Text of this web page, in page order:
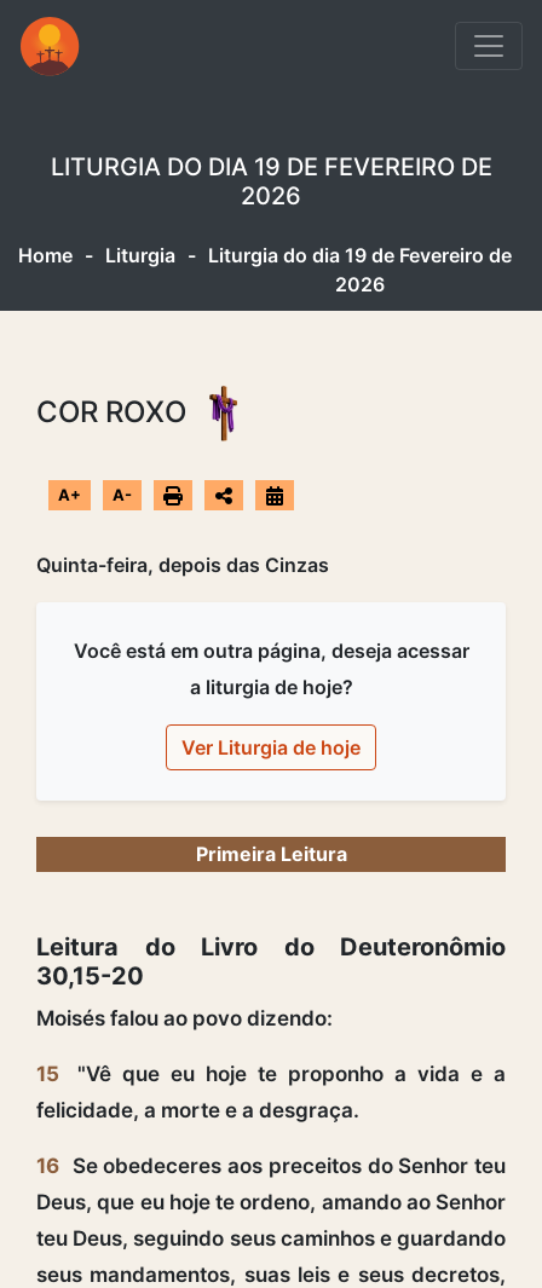
LITURGIA DO DIA 19 DE FEVEREIRO DE
2026
Home - Liturgia - Liturgia do dia 19 de Fevereiro de
2026
COR ROXO
A+ A-
Quinta-feira, depois das Cinzas
Você está em outra página, deseja acessar
a liturgia de hoje?
Ver Liturgia de hoje
Primeira Leitura
Leitura do Livro do Deuteronômio
30,15-20
Moisés falou ao povo dizendo:
15
"Vê que eu hoje te proponho a vida e a
felicidade, a morte e a desgraça.
16 Se obedeceres aos preceitos do Senhor teu
Deus, que eu hoje te ordeno, amando ao Senhor
teu Deus, seguindo seus caminhos e guardando
seus mandamentos, suas leis e seus decretos,